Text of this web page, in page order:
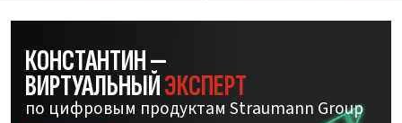
КОНСТАНТИН —
ВИРТУАЛЬНЫЙЭКСПЕРТ
по цифровым продуктам Straumann Group